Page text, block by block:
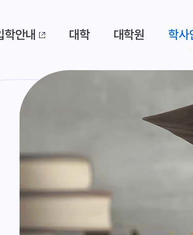
학안내 대학 대학원 학사